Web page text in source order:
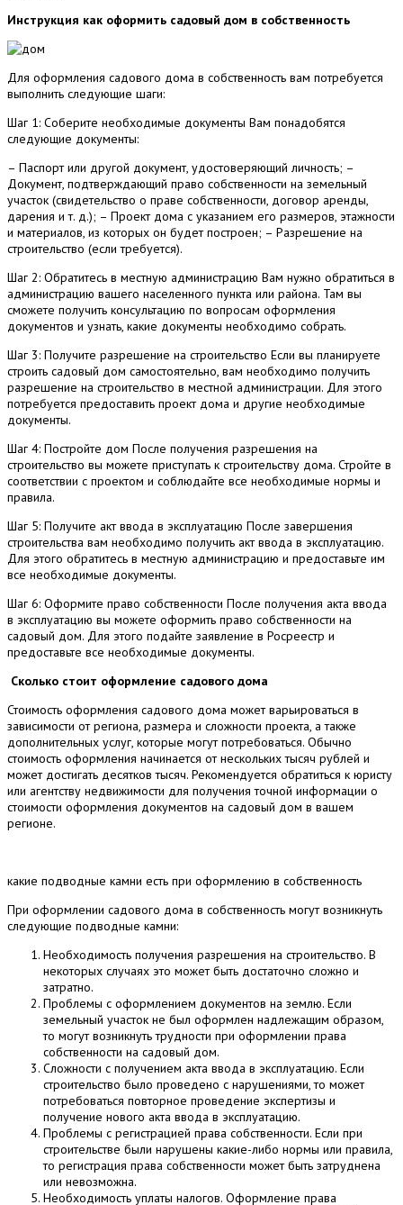
Инструкция как оформить садовый дом в собственность
Для оформления садового дома в собственность вам потребуется
выполнить следующие шаги:
Шаг 1: Соберите необходимые документы Вам понадобятся
следующие документы:
– Паспорт или другой документ, удостоверяющий личность; –
Документ, подтверждающий право собственности на земельный
участок (свидетельство о праве собственности, договор аренды,
дарения и т. д.); – Проект дома с указанием его размеров, этажности
и материалов, из которых он будет построен; – Разрешение на
строительство (если требуется).
Шаг 2: Обратитесь в местную администрацию Вам нужно обратиться в
администрацию вашего населенного пункта или района. Там вы
сможете получить консультацию по вопросам оформления
документов и узнать, какие документы необходимо собрать.
Шаг 3: Получите разрешение на строительство Если вы планируете
строить садовый дом самостоятельно, вам необходимо получить
разрешение на строительство в местной администрации. Для этого
потребуется предоставить проект дома и другие необходимые
документы.
Шаг 4: Постройте дом После получения разрешения на
строительство вы можете приступать к строительству дома. Стройте в
соответствии с проектом и соблюдайте все необходимые нормы и
правила.
Шаг 5: Получите акт ввода в эксплуатацию После завершения
строительства вам необходимо получить акт ввода в эксплуатацию.
Для этого обратитесь в местную администрацию и предоставьте им
все необходимые документы.
Шаг 6: Оформите право собственности После получения акта ввода
в эксплуатацию вы можете оформить право собственности на
садовый дом. Для этого подайте заявление в Росреестр и
предоставьте все необходимые документы.
Сколько стоит оформление садового дома
Стоимость оформления садового дома может варьироваться в
зависимости от региона, размера и сложности проекта, а также
дополнительных услуг, которые могут потребоваться. Обычно
стоимость оформления начинается от нескольких тысяч рублей и
может достигать десятков тысяч. Рекомендуется обратиться к юристу
или агентству недвижимости для получения точной информации о
стоимости оформления документов на садовый дом в вашем
регионе.
какие подводные камни есть при оформлению в собственность
При оформлении садового дома в собственность могут возникнуть
следующие подводные камни:
Необходимость получения разрешения на строительство. В
некоторых случаях это может быть достаточно сложно и
затратно.
Проблемы с оформлением документов на землю. Если
земельный участок не был оформлен надлежащим образом,
то могут возникнуть трудности при оформлении права
собственности на садовый дом.
Сложности с получением акта ввода в эксплуатацию. Если
строительство было проведено с нарушениями, то может
потребоваться повторное проведение экспертизы и
получение нового акта ввода в эксплуатацию.
Проблемы с регистрацией права собственности. Если при
строительстве были нарушены какие-либо нормы или правила,
то регистрация права собственности может быть затруднена
или невозможна.
Необходимость уплаты налогов. Оформление права